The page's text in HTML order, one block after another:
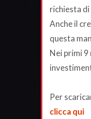
richiesta
Anche il
questa
Nei primi 9
Per
clicca qui